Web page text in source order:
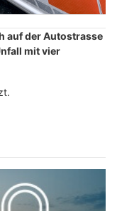
auf der Autostrasse
mit vier